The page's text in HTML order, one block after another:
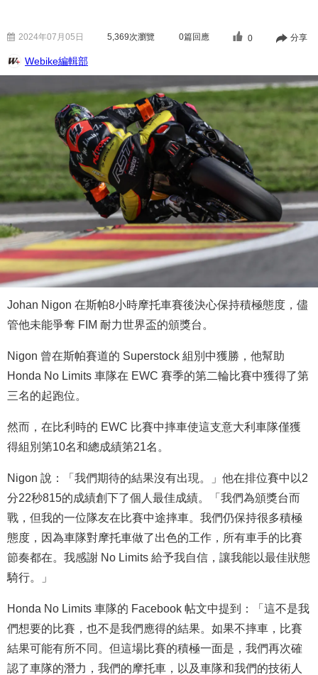
2024年07月05日 5,369次瀏覽 0篇回應 0 分享
Webike編輯部
Johan Nigon 在斯帕8小時摩托車賽後決心保持積極態度，儘
管他未能爭奪 FIM 耐力世界盃的頒獎台。
Nigon 曾在斯帕賽道的 Superstock 組別中獲勝，他幫助
Honda No Limits 車隊在 EWC 賽季的第二輪比賽中獲得了第
三名的起跑位。
然而，在比利時的 EWC 比賽中摔車使這支意大利車隊僅獲
得組別第10名和總成績第21名。
Nigon 說：「我們期待的結果沒有出現。」他在排位賽中以2
分22秒815的成績創下了個人最佳成績。「我們為頒獎台而
戰，但我的一位隊友在比賽中途摔車。我們仍保持很多積極
態度，因為車隊對摩托車做了出色的工作，所有車手的比賽
節奏都在。我感謝 No Limits 給予我自信，讓我能以最佳狀態
騎行。」
Honda No Limits 車隊的 Facebook 帖文中提到：「這不是我
們想要的比賽，也不是我們應得的結果。如果不摔車，比賽
結果可能有所不同。但這場比賽的積極一面是，我們再次確
認了車隊的潛力，我們的摩托車，以及車隊和我們的技術人